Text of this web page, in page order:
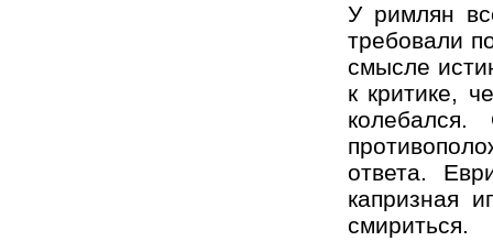
У римлян
требовали
смысле
к критике,
ответа.
капризная
смириться.